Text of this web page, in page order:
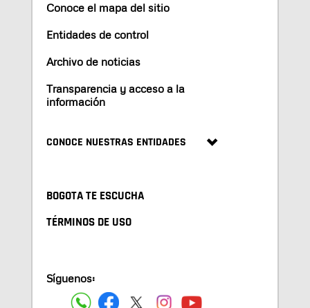
Conoce el mapa del sitio
Entidades de control
Archivo de noticias
Transparencia y acceso a la
información
CONOCE NUESTRAS ENTIDADES
BOGOTA TE ESCUCHA
TÉRMINOS DE USO
Síguenos: